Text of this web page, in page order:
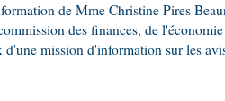
de Mme Christine Pires
des finances, de
d'une mission d'information sur les